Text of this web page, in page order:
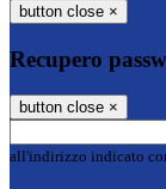
button close ×
Recupero
button close ×
all'indirizzo indicato